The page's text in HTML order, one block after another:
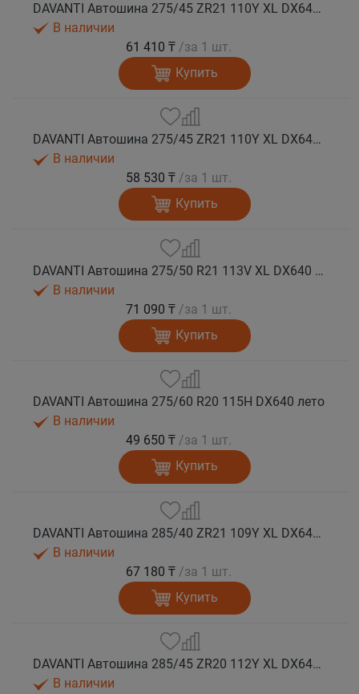
DAVANTI Автошина 275/45 ZR21 110Y XL DX640 RPR лето (Таиланд)
В наличии
61 410 ₸ /за 1 шт.
Купить
DAVANTI Автошина 275/45 ZR21 110Y XL DX640 RPR лето
В наличии
58 530 ₸ /за 1 шт.
Купить
DAVANTI Автошина 275/50 R21 113V XL DX640 RPR лето
В наличии
71 090 ₸ /за 1 шт.
Купить
DAVANTI Автошина 275/60 R20 115H DX640 лето
В наличии
49 650 ₸ /за 1 шт.
Купить
DAVANTI Автошина 285/40 ZR21 109Y XL DX640 RPR лето (Таиланд)
В наличии
67 180 ₸ /за 1 шт.
Купить
DAVANTI Автошина 285/45 ZR20 112Y XL DX640 RPR лето (Таиланд)
В наличии